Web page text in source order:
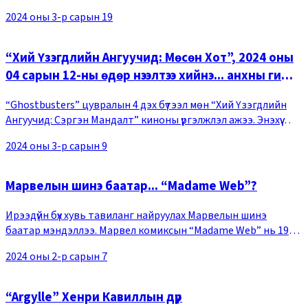
хоногийн турш 1-р байрт бичигдсэн ба орлого нь 107
2024 оны 3-р сарын 19
“Хий Үзэгдлийн Ангуучид: Мөсөн Хот”, 2024 оны
04 сарын 12-ны өдөр нээлтээ хийнэ... анхны гишүүд
“Ghostbusters” цувралын 4 дэх бүтээл мөн “Хий Үзэгдлийн
Ангуучид: Сэргэн Мандалт” киноны үргэлжлэл ажээ. Энэхүү
Саммервиллээс явж бүх түүхийн эхлэл болсон Н
2024 оны 3-р сарын 9
Марвелын шинэ баатар... “Madame Web”?
Ирээдүйн бүх хувь тавиланг найруулах Марвелын шинэ
баатар мэндэллээ. Марвел комиксын “Madame Web” нь 1980
хүч чадвараар Хүн-Аалзын ертөнцийг
2024 оны 2-р сарын 7
“Argylle” Хенри Кавиллын дүр